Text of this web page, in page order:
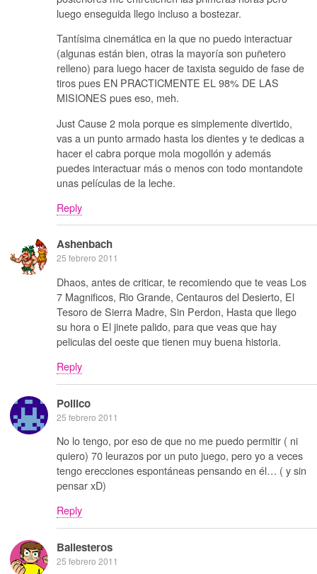
luego enseguida llego incluso a bostezar.
Tantísima cinemática en la que no puedo interactuar
(algunas están bien, otras la mayoría son puñetero
relleno) para luego hacer de taxista seguido de fase de
tiros pues EN PRACTICMENTE EL 98% DE LAS
MISIONES pues eso, meh.
Just Cause 2 mola porque es simplemente divertido,
vas a un punto armado hasta los dientes y te dedicas a
hacer el cabra porque mola mogollón y además
puedes interactuar más o menos con todo montandote
unas películas de la leche.
Reply
Ashenbach
25 febrero 2011
Dhaos, antes de criticar, te recomiendo que te veas Los
7 Magnificos, Rio Grande, Centauros del Desierto, El
Tesoro de Sierra Madre, Sin Perdon, Hasta que llego
su hora o El jinete palido, para que veas que hay
peliculas del oeste que tienen muy buena historia.
Reply
Pollico
25 febrero 2011
No lo tengo, por eso de que no me puedo permitir ( ni
quiero) 70 leurazos por un puto juego, pero yo a veces
tengo erecciones espontáneas pensando en él… ( y sin
pensar xD)
Reply
Ballesteros
25 febrero 2011